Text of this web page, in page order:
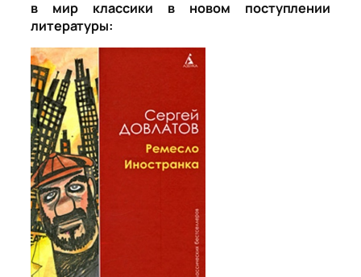
в мир классики в новом поступлении
литературы: